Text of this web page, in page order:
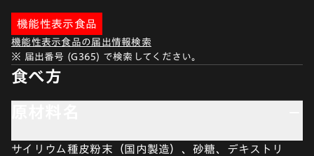
機能性表示食品
機能性表示食品の届出情報検索
※ 届出番号 (G365) で検索してください。
食べ方
サイリウム種皮粉末（国内製造）、砂糖、デキストリ